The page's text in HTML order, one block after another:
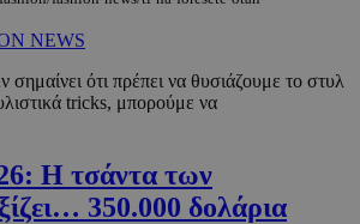
NEWS
σημαίνει ότι πρέπει να θυσιάζουμε το στυλ
tricks, μπορούμε να
Η τσάντα των
350.000 δολάρια